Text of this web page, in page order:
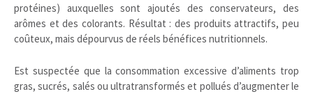
protéines) auxquelles sont ajoutés des conservateurs, des
arômes et des colorants. Résultat : des produits attractifs, peu
coûteux, mais dépourvus de réels bénéfices nutritionnels.
Est suspectée que la consommation excessive d’aliments trop
gras, sucrés, salés ou ultratransformés et pollués d’augmenter le